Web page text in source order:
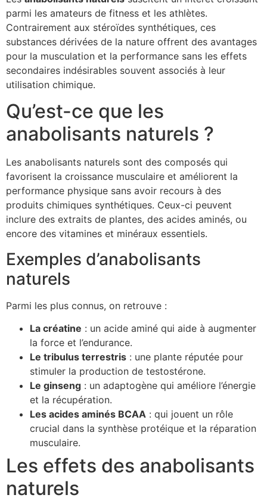
parmi les amateurs de fitness et les athlètes.
Contrairement aux stéroïdes synthétiques, ces
substances dérivées de la nature offrent des avantages
pour la musculation et la performance sans les effets
secondaires indésirables souvent associés à leur
utilisation chimique.
Qu’est-ce que les
anabolisants naturels ?
Les anabolisants naturels sont des composés qui
favorisent la croissance musculaire et améliorent la
performance physique sans avoir recours à des
produits chimiques synthétiques. Ceux-ci peuvent
inclure des extraits de plantes, des acides aminés, ou
encore des vitamines et minéraux essentiels.
Exemples d’anabolisants
naturels
Parmi les plus connus, on retrouve :
La créatine : un acide aminé qui aide à augmenter
la force et l’endurance.
Le tribulus terrestris : une plante réputée pour
stimuler la production de testostérone.
Le ginseng : un adaptogène qui améliore l’énergie
et la récupération.
Les acides aminés BCAA : qui jouent un rôle
crucial dans la synthèse protéique et la réparation
musculaire.
Les effets des anabolisants
naturels